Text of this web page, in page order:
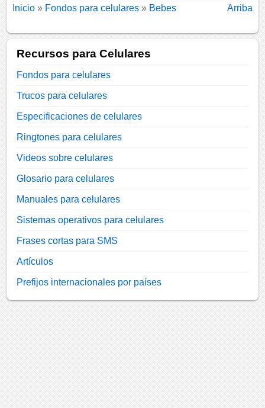
Inicio » Fondos para celulares » Bebes Arriba
Recursos para Celulares
Fondos para celulares
Trucos para celulares
Especificaciones de celulares
Ringtones para celulares
Videos sobre celulares
Glosario para celulares
Manuales para celulares
Sistemas operativos para celulares
Frases cortas para SMS
Artículos
Prefijos internacionales por países